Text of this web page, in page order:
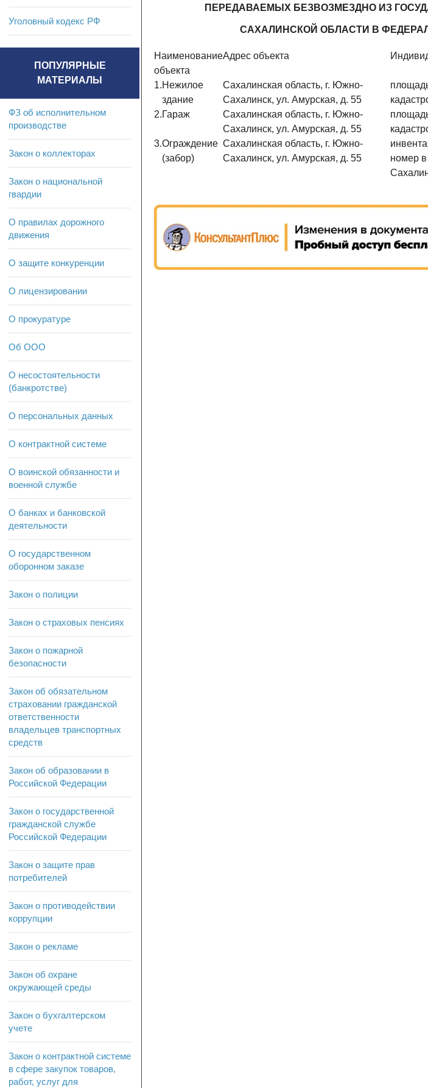
ПЕРЕДАВАЕМЫХ БЕЗВОЗМЕЗДНО ИЗ
САХАЛИНСКОЙ ОБЛАСТИ В
Наименование
объекта
Адрес объекта
1.Нежилое
здание
Сахалинская область, г. Южно-
Сахалинск, ул. Амурская, д. 55
2.Гараж
Сахалинская область, г. Южно-
Сахалинск, ул. Амурская, д. 55
3.Ограждение
(забор)
Сахалинская область, г. Южно-
Сахалинск, ул. Амурская, д. 55
номер в
Уголовный кодекс РФ
ПОПУЛЯРНЫЕ
МАТЕРИАЛЫ
ФЗ об исполнительном
производстве
Закон о коллекторах
Закон о национальной
гвардии
О правилах дорожного
движения
О защите конкуренции
О лицензировании
О прокуратуре
Об ООО
О несостоятельности
(банкротстве)
О персональных данных
О контрактной системе
О воинской обязанности и
военной службе
О банках и банковской
деятельности
О государственном
оборонном заказе
Закон о полиции
Закон о страховых пенсиях
Закон о пожарной
безопасности
Закон об обязательном
страховании гражданской
ответственности
владельцев транспортных
средств
Закон об образовании в
Российской Федерации
Закон о государственной
гражданской службе
Российской Федерации
Закон о защите прав
потребителей
Закон о противодействии
коррупции
Закон о рекламе
Закон об охране
окружающей среды
Закон о бухгалтерском
учете
Закон о контрактной системе
в сфере закупок товаров,
работ, услуг для